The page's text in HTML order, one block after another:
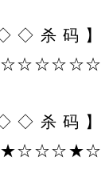
杀码】
杀码】